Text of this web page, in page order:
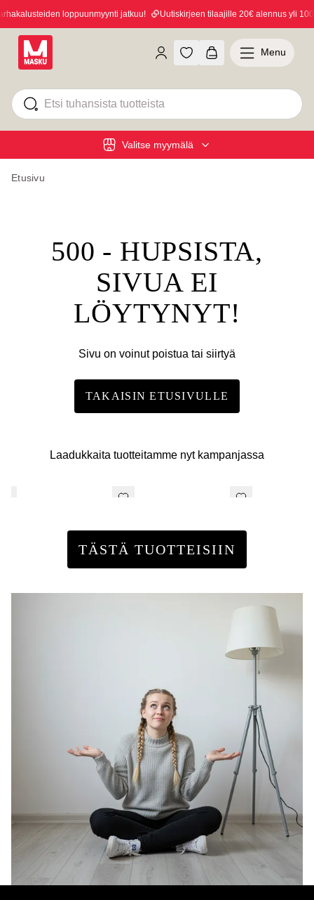
loppuunmyynti jatkuu! Uutiskirjeen tilaajille 20€ alennus yli 100€
Valitse myymälä
Menu
Etusivu
500 - HUPSISTA,
SIVUA EI
LÖYTYNYT!
Sivu on voinut poistua tai siirtyä
TAKAISIN ETUSIVULLE
Laadukkaita tuotteitamme nyt kampanjassa
TÄSTÄ TUOTTEISIIN